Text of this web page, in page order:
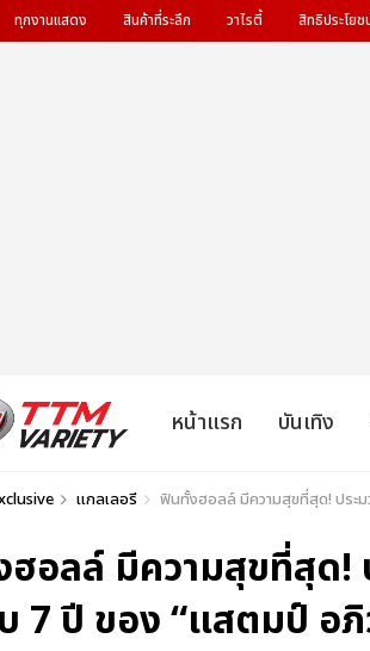
ทุกงานแสดง สินค้าที่ระลึก วาไรตี้ สิทธิประโยช
หน้าแรก บันเทิง
แกลเลอรี ฟินทั้งฮอลล์ มีความสุขที่สุด! ประ
อลล์ มีความสุขที่สุด!
7 ปี ของ “แสตมป์ อ